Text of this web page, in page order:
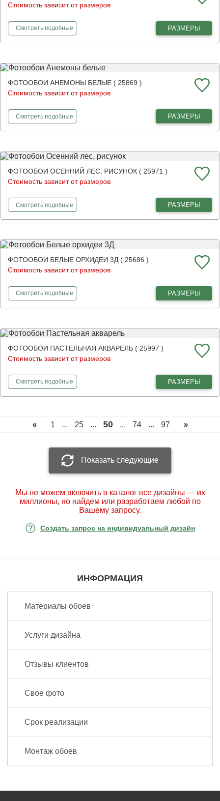
Стоимость зависит от размеров
Смотретьфотообои
подобные РАЗМЕРЫ
ФОТООБОИ АНЕМОНЫ БЕЛЫЕ ( 25869 )
Стоимость зависит от размеров
Смотретьфотообои
подобные РАЗМЕРЫ
ФОТООБОИ ОСЕННИЙ ЛЕС, РИСУНОК ( 25971 )
Стоимость зависит от размеров
Смотретьфотообои
подобные РАЗМЕРЫ
ФОТООБОИ БЕЛЫЕ ОРХИДЕИ 3Д ( 25686 )
Стоимость зависит от размеров
Смотретьфотообои
подобные РАЗМЕРЫ
ФОТООБОИ ПАСТЕЛЬНАЯ АКВАРЕЛЬ ( 25997 )
Стоимость зависит от размеров
Смотретьфотообои
подобные РАЗМЕРЫ
« 1 ... 25 ... 50 ... 74 ... 97 »
Показать следующие
Мы не можем включить в каталог все дизайны — их
миллионы, но найдем или разработаем любой по
Вашему запросу.
Создать запрос на индивидуальный дизайн
ИНФОРМАЦИЯ
Материалы обоев
Услуги дизайна
Отзывы клиентов
Свое фото
Срок реализации
Монтаж обоев